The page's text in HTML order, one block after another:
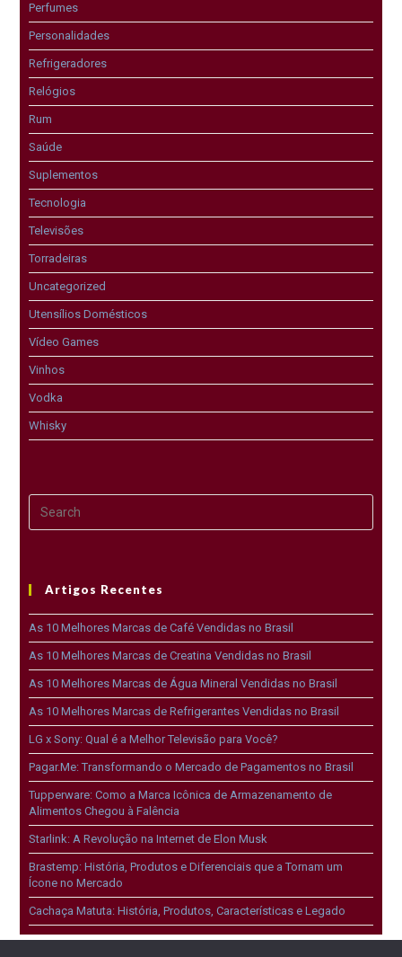
Perfumes
Personalidades
Refrigeradores
Relógios
Rum
Saúde
Suplementos
Tecnologia
Televisões
Torradeiras
Uncategorized
Utensílios Domésticos
Vídeo Games
Vinhos
Vodka
Whisky
Artigos Recentes
As 10 Melhores Marcas de Café Vendidas no Brasil
As 10 Melhores Marcas de Creatina Vendidas no Brasil
As 10 Melhores Marcas de Água Mineral Vendidas no Brasil
As 10 Melhores Marcas de Refrigerantes Vendidas no Brasil
LG x Sony: Qual é a Melhor Televisão para Você?
Pagar.Me: Transformando o Mercado de Pagamentos no Brasil
Tupperware: Como a Marca Icônica de Armazenamento de
Alimentos Chegou à Falência
Starlink: A Revolução na Internet de Elon Musk
Brastemp: História, Produtos e Diferenciais que a Tornam um
Ícone no Mercado
Cachaça Matuta: História, Produtos, Características e Legado